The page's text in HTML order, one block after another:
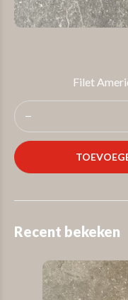
Filet
Recent bekeken